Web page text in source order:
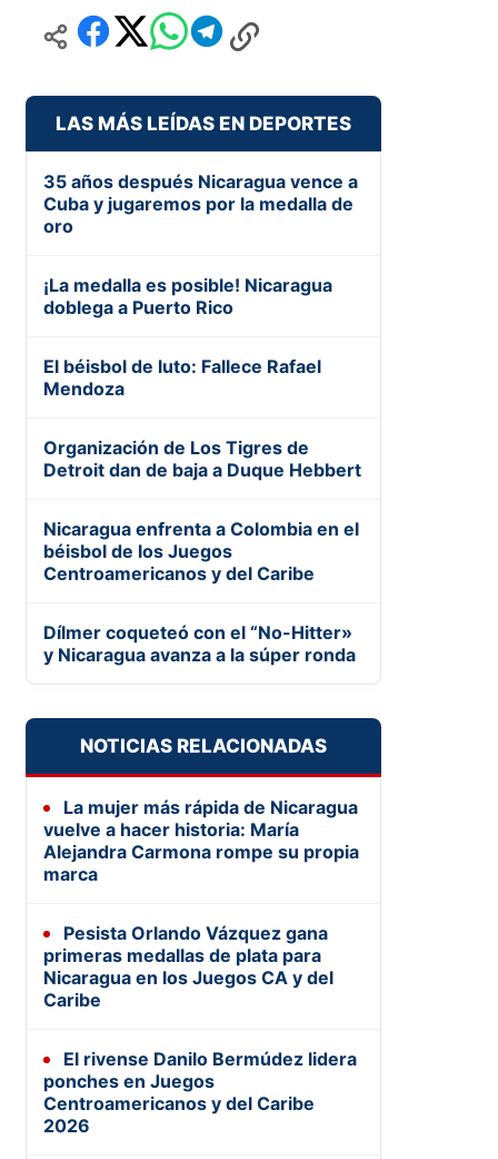
LAS MÁS LEÍDAS EN DEPORTES
35 años después Nicaragua vence a
Cuba y jugaremos por la medalla de
oro
¡La medalla es posible! Nicaragua
doblega a Puerto Rico
El béisbol de luto: Fallece Rafael
Mendoza
Organización de Los Tigres de
Detroit dan de baja a Duque Hebbert
Nicaragua enfrenta a Colombia en el
béisbol de los Juegos
Centroamericanos y del Caribe
Dílmer coqueteó con el “No-Hitter»
y Nicaragua avanza a la súper ronda
NOTICIAS RELACIONADAS
La mujer más rápida de Nicaragua
vuelve a hacer historia: María
Alejandra Carmona rompe su propia
marca
Pesista Orlando Vázquez gana
primeras medallas de plata para
Nicaragua en los Juegos CA y del
Caribe
El rivense Danilo Bermúdez lidera
ponches en Juegos
Centroamericanos y del Caribe
2026